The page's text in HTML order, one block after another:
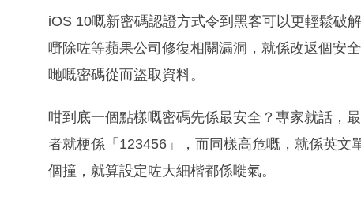
iOS 10嘅新密碼認證方式令到黑客可以更輕鬆破
嘢除咗等蘋果公司修復相關漏洞，就係改返個安
哋嘅密碼從而盜取資料。
咁到底一個點樣嘅密碼先係最安全？專家就話，
者就梗係「123456」，而同樣高危嘅，就係英文
個撞，就算設定咗大細楷都係嘥氣。